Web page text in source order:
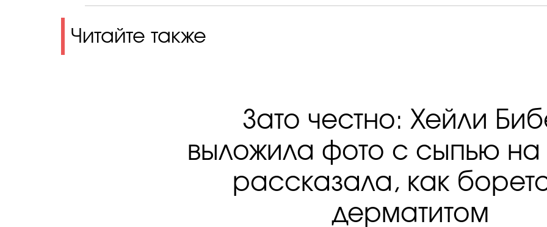
Читайте также
Зато честно: Хейли
выложила фото с сыпью на
рассказала, как
дерматитом